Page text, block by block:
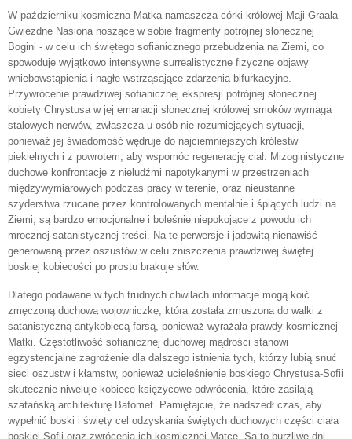
W październiku kosmiczna Matka namaszcza córki królowej Maji Graala -
Gwiezdne Nasiona noszące w sobie fragmenty potrójnej słonecznej
Bogini - w celu ich świętego sofianicznego przebudzenia na Ziemi, co
spowoduje wyjątkowo intensywne surrealistyczne fizyczne objawy
wniebowstąpienia i nagłe wstrząsające zdarzenia bifurkacyjne.
Przywrócenie prawdziwej sofianicznej ekspresji potrójnej słonecznej
kobiety Chrystusa w jej emanacji słonecznej królowej smoków wymaga
stalowych nerwów, zwłaszcza u osób nie rozumiejących sytuacji,
ponieważ jej świadomość wędruje do najciemniejszych królestw
piekielnych i z powrotem, aby wspomóc regenerację ciał. Mizoginistyczne
duchowe konfrontacje z nieludźmi napotykanymi w przestrzeniach
międzywymiarowych podczas pracy w terenie, oraz nieustanne
szyderstwa rzucane przez kontrolowanych mentalnie i śpiących ludzi na
Ziemi, są bardzo emocjonalne i boleśnie niepokojące z powodu ich
mrocznej satanistycznej treści. Na te perwersje i jadowitą nienawiść
generowaną przez oszustów w celu zniszczenia prawdziwej świętej
boskiej kobiecości po prostu brakuje słów.
Dlatego podawane w tych trudnych chwilach informacje mogą koić
zmęczoną duchową wojowniczkę, która została zmuszona do walki z
satanistyczną antykobiecą farsą, ponieważ wyrażała prawdy kosmicznej
Matki. Częstotliwość sofianicznej duchowej mądrości stanowi
egzystencjalne zagrożenie dla dalszego istnienia tych, którzy lubią snuć
sieci oszustw i kłamstw, ponieważ ucieleśnienie boskiego Chrystusa-Sofii
skutecznie niweluje kobiece księżycowe odwrócenia, które zasilają
szatańską architekturę Bafomet. Pamiętajcie, że nadszedł czas, aby
wypełnić boski i święty cel odzyskania świętych duchowych części ciała
boskiej Sofii oraz zwrócenia ich kosmicznej Matce. Są to burzliwe dni